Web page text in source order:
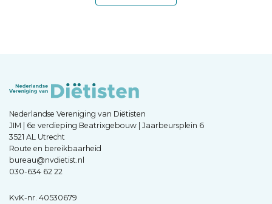
Nederlandse Vereniging van Diëtisten
JIM | 6e verdieping Beatrixgebouw | Jaarbeursplein 6
3521 AL Utrecht
Route en bereikbaarheid
bureau@nvdietist.nl
030-634 62 22
KvK-nr. 40530679